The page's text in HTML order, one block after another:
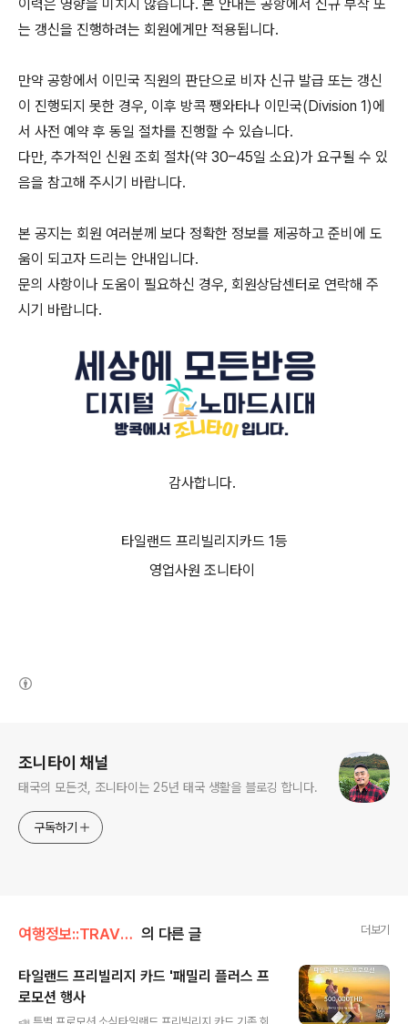
이력은 영향을 미치지 않습니다. 본 안내는 공항에서 신규 부착 또
는 갱신을 진행하려는 회원에게만 적용됩니다.
만약 공항에서 이민국 직원의 판단으로 비자 신규 발급 또는 갱신
이 진행되지 못한 경우, 이후 방콕 쨍와타나 이민국(Division 1)에
서 사전 예약 후 동일 절차를 진행할 수 있습니다.
다만, 추가적인 신원 조회 절차(약 30–45일 소요)가 요구될 수 있
음을 참고해 주시기 바랍니다.
본 공지는 회원 여러분께 보다 정확한 정보를 제공하고 준비에 도
움이 되고자 드리는 안내입니다.
문의 사항이나 도움이 필요하신 경우, 회원상담센터로 연락해 주
시기 바랍니다.
감사합니다.
타일랜드 프리빌리지카드 1등
영업사원 조니타이
조니타이 채널
태국의 모든것, 조니타이는 25년 태국 생활을 블로깅 합니다.
구독하기
여행정보::TRAVEL/태국 엘리트 비자 의 다른 글 더보기
타일랜드 프리빌리지 카드 '패밀리 플러스 프
로모션 행사